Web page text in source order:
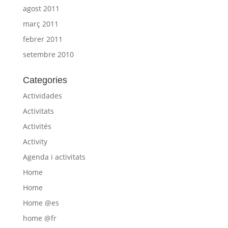
agost 2011
març 2011
febrer 2011
setembre 2010
Categories
Actividades
Activitats
Activités
Activity
Agenda i activitats
Home
Home
Home @es
home @fr